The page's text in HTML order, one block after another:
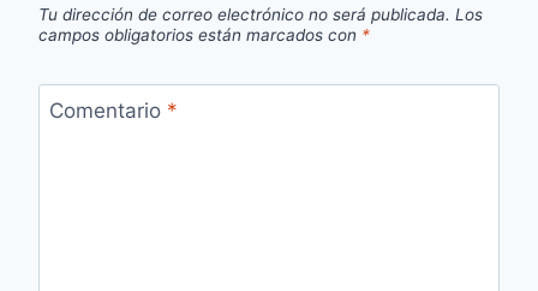
Tu dirección de correo electrónico no será publicada. Los
campos obligatorios están marcados con *
Comentario *